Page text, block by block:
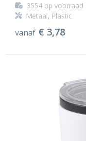
3554op voorraad
Metaal, Plastic
vanaf € 3,78